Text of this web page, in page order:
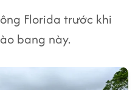
Florida trước khi
bang này.